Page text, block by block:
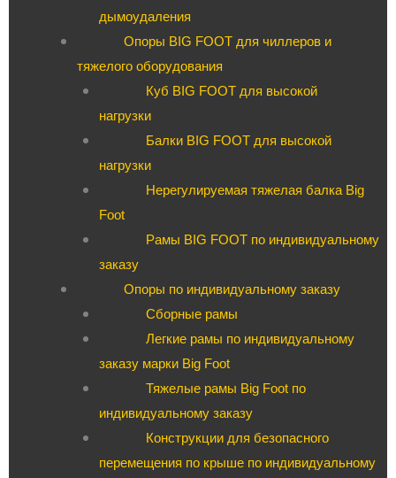
дымоудаления
Опоры BIG FOOT для чиллеров и
тяжелого оборудования
Куб BIG FOOT для высокой
нагрузки
Балки BIG FOOT для высокой
нагрузки
Нерегулируемая тяжелая балка Big
Foot
Рамы BIG FOOT по индивидуальному
заказу
Опоры по индивидуальному заказу
Сборные рамы
Легкие рамы по индивидуальному
заказу марки Big Foot
Тяжелые рамы Big Foot по
индивидуальному заказу
Конструкции для безопасного
перемещения по крыше по индивидуальному